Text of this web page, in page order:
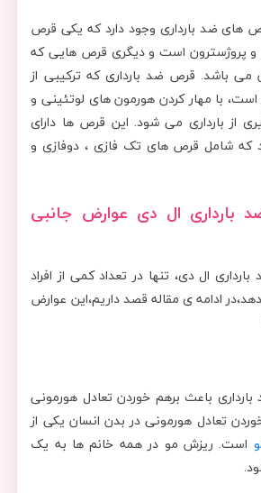
نوع از قرص های ضد بارداری وجود دارد که یکی قرص
و پروژسترون است و دیگری قرص هایی که
می باشد. قرص ضد بارداری که ترکیبی از
با مهار کردن هورمون های لوتئینی و
از بارداری می شود. این قرص ها دارای
که شامل قرص های تک فازی ، دوفازی و
بارداری ال دی عوارض جانبی
ال دی، تنها در تعداد کمی از افراد
ادامه ی مقاله قصد داریم،این عوارض
باعث برهم خوردن تعادل هورمونی
تعادل هورمونی در بدن انسان یکی از
است. ریزش مو در همه خانم ها به یک